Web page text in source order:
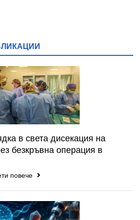
в света дисекация на
безкръвна операция в
повече